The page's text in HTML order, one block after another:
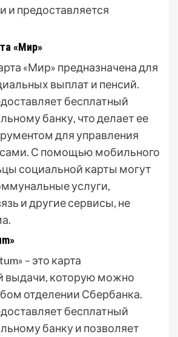
и предоставляется
«Мир»
«Мир» предназначена для
выплат и пенсий.
бесплатный
банку, что делает ее
для управления
С помощью мобильного
социальной карты могут
услуги,
и другие сервисы, не
– это карта
выдачи, которую можно
отделении Сбербанка.
бесплатный
банку и позволяет